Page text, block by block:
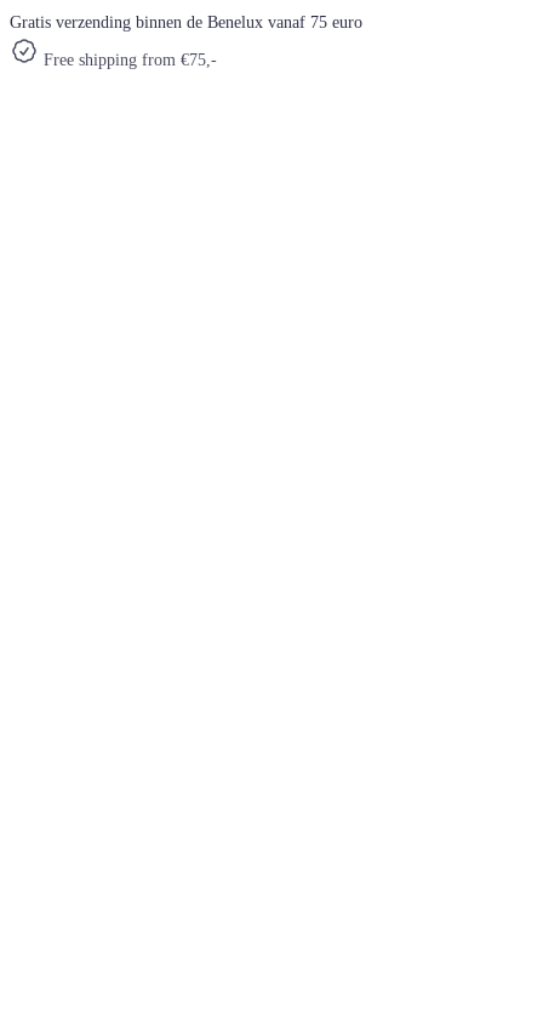
Gratis verzending binnen de Benelux vanaf 75 euro
Free shipping from €75,-